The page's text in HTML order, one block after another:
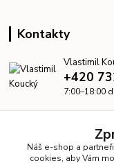
Kontakty
Vlastimil
+420
7:00–18:00
Náš e-shop a
cookies, aby Vám